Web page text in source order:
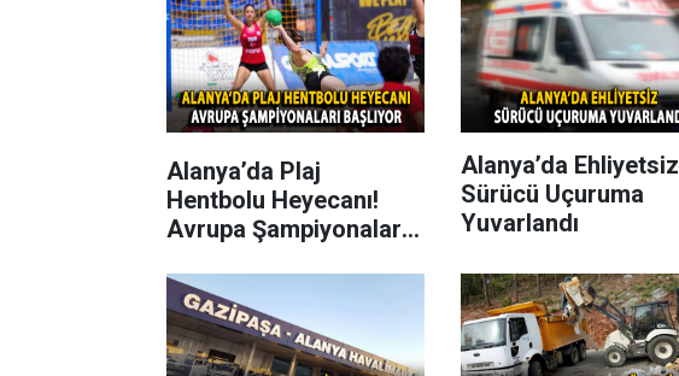
Alanya’da Plaj
Hentbolu Heyecanı!
Avrupa Şampiyonaları
Alanya’da Ehliyetsiz
Sürücü Uçuruma
Yuvarlandı